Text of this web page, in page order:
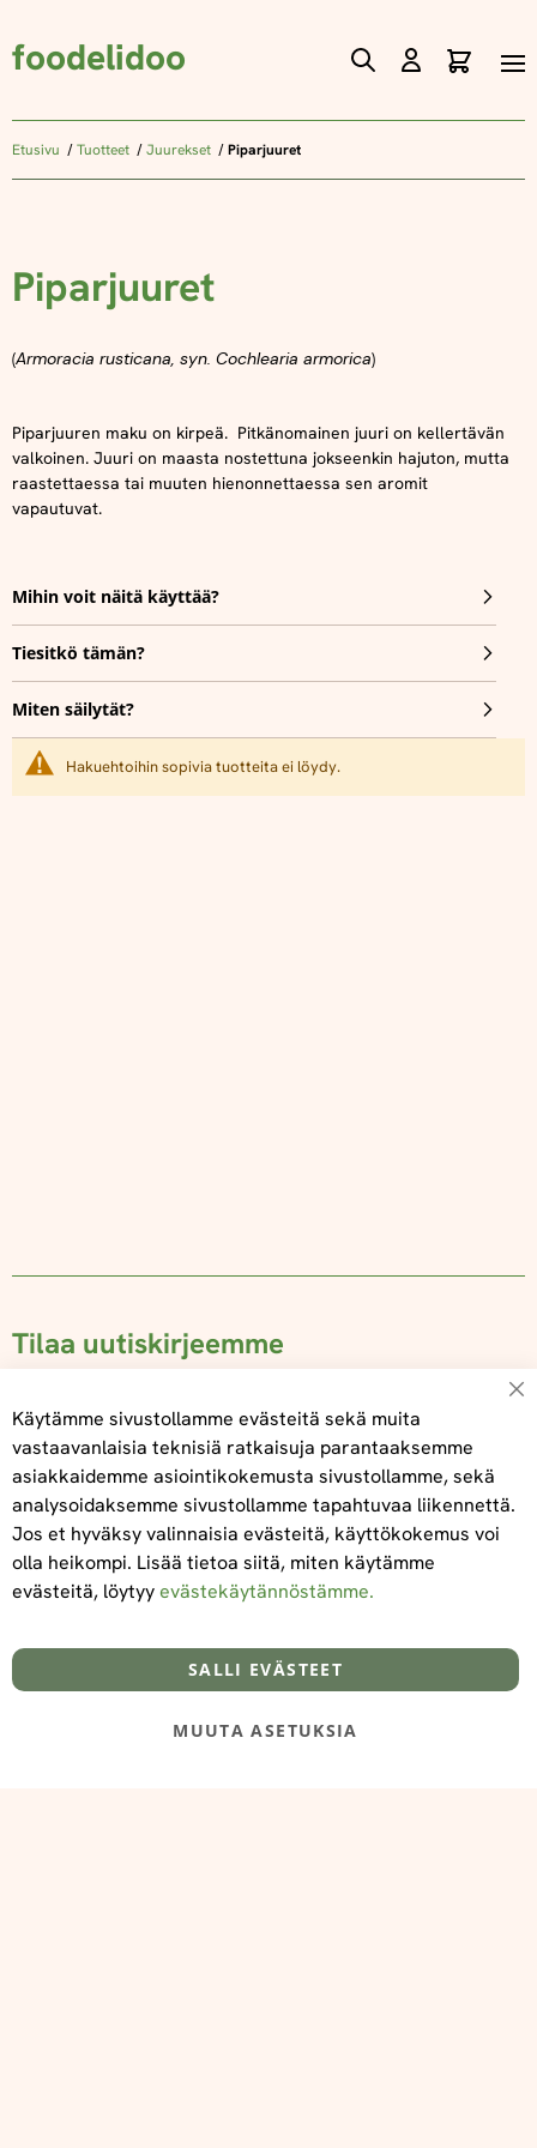
foodelidoo
Skip
Content
Etusivu Tuotteet Juurekset Piparjuuret
Piparjuuret
(Armoracia rusticana, syn. Cochlearia armorica)
Piparjuuren maku on kirpeä. Pitkänomainen juuri on kellertävän
valkoinen. Juuri on maasta nostettuna jokseenkin hajuton, mutta
raastettaessa tai muuten hienonnettaessa sen aromit
vapautuvat.
Mihin voit näitä käyttää?
Tiesitkö tämän?
Miten säilytät?
Hakuehtoihin sopivia tuotteita ei löydy.
Tilaa uutiskirjeemme
Tilaa
Tietoa meistä
@‌2025 FooDeliDoo
Toimitus- ja maksuehdot
Käytämme sivustollamme evästeitä sekä muita
vastaavanlaisia teknisiä ratkaisuja parantaaksemme
asiakkaidemme asiointikokemusta sivustollamme, sekä
analysoidaksemme sivustollamme tapahtuvaa liikennettä.
Jos et hyväksy valinnaisia evästeitä, käyttökokemus voi
olla heikompi. Lisää tietoa siitä, miten käytämme
evästeitä, löytyyevästekäytännöstämme.
SALLI EVÄSTEET
MUUTA ASETUKSIA